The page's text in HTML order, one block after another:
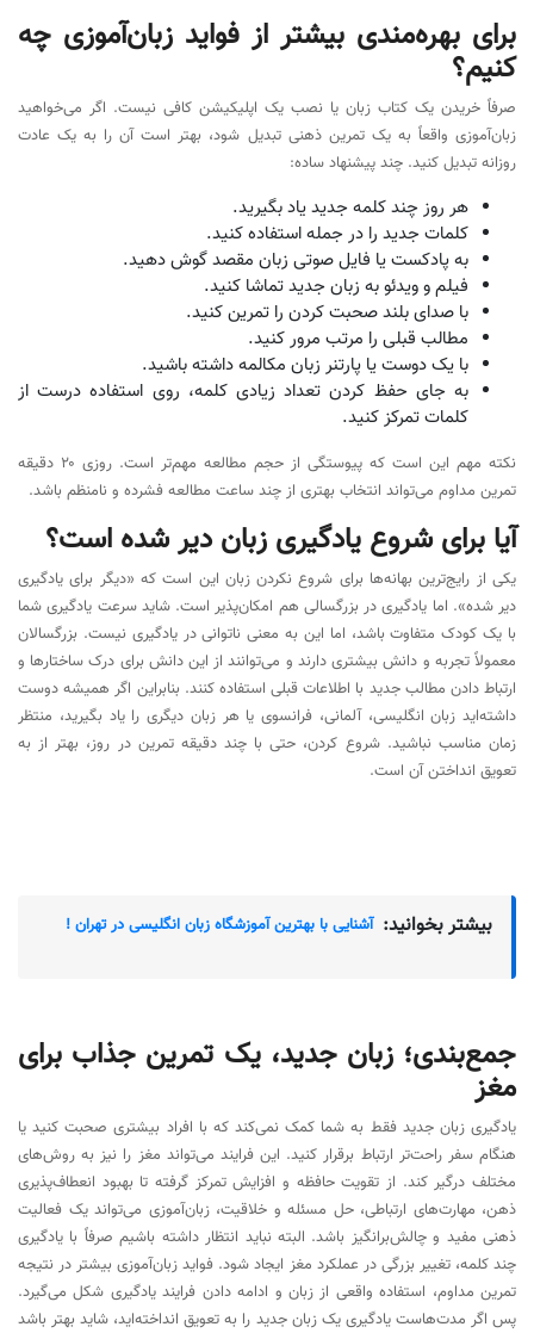
برای بهره‌مندی بیشتر از فواید زبان‌آموزی چه
کنیم؟
صرفاً خریدن یک کتاب زبان یا نصب یک اپلیکیشن کافی نیست. اگر می‌خواهید
زبان‌آموزی واقعاً به یک تمرین ذهنی تبدیل شود، بهتر است آن را به یک عادت
روزانه تبدیل کنید. چند پیشنهاد ساده:
هر روز چند کلمه جدید یاد بگیرید.
کلمات جدید را در جمله استفاده کنید.
به پادکست یا فایل صوتی زبان مقصد گوش دهید.
فیلم و ویدئو به زبان جدید تماشا کنید.
با صدای بلند صحبت کردن را تمرین کنید.
مطالب قبلی را مرتب مرور کنید.
با یک دوست یا پارتنر زبان مکالمه داشته باشید.
به جای حفظ کردن تعداد زیادی کلمه، روی استفاده درست از
کلمات تمرکز کنید.
نکته مهم این است که پیوستگی از حجم مطالعه مهم‌تر است. روزی ۲۰ دقیقه
تمرین مداوم می‌تواند انتخاب بهتری از چند ساعت مطالعه فشرده و نامنظم باشد.
آیا برای شروع یادگیری زبان دیر شده است؟
یکی از رایج‌ترین بهانه‌ها برای شروع نکردن زبان این است که «دیگر برای یادگیری
دیر شده». اما یادگیری در بزرگسالی هم امکان‌پذیر است. شاید سرعت یادگیری شما
با یک کودک متفاوت باشد، اما این به معنی ناتوانی در یادگیری نیست. بزرگسالان
معمولاً تجربه و دانش بیشتری دارند و می‌توانند از این دانش برای درک ساختارها و
ارتباط دادن مطالب جدید با اطلاعات قبلی استفاده کنند. بنابراین اگر همیشه دوست
داشته‌اید زبان انگلیسی، آلمانی، فرانسوی یا هر زبان دیگری را یاد بگیرید، منتظر
زمان مناسب نباشید. شروع کردن، حتی با چند دقیقه تمرین در روز، بهتر از به
تعویق انداختن آن است.
بیشتر بخوانید: آشنایی با بهترین آموزشگاه زبان انگلیسی در تهران !
جمع‌بندی؛ زبان جدید، یک تمرین جذاب برای
مغز
یادگیری زبان جدید فقط به شما کمک نمی‌کند که با افراد بیشتری صحبت کنید یا
هنگام سفر راحت‌تر ارتباط برقرار کنید. این فرایند می‌تواند مغز را نیز به روش‌های
مختلف درگیر کند. از تقویت حافظه و افزایش تمرکز گرفته تا بهبود انعطاف‌پذیری
ذهن، مهارت‌های ارتباطی، حل مسئله و خلاقیت، زبان‌آموزی می‌تواند یک فعالیت
ذهنی مفید و چالش‌برانگیز باشد. البته نباید انتظار داشته باشیم صرفاً با یادگیری
چند کلمه، تغییر بزرگی در عملکرد مغز ایجاد شود. فواید زبان‌آموزی بیشتر در نتیجه
تمرین مداوم، استفاده واقعی از زبان و ادامه دادن فرایند یادگیری شکل می‌گیرد.
پس اگر مدت‌هاست یادگیری یک زبان جدید را به تعویق انداخته‌اید، شاید بهتر باشد